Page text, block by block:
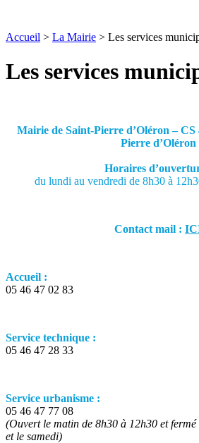
Accueil > La Mairie > Les services
Les services
Mairie de Saint-Pierre d’Oléron – CS
Pierre d’Oléron
Horaires
du lundi au vendredi de 8h30 à
Contact mail :
Accueil :
05 46 47 02 83
Service technique :
05 46 47 28 33
Service urbanisme :
05 46 47 77 08
(Ouvert le matin de 8h30 à 12h30 et
et le samedi)